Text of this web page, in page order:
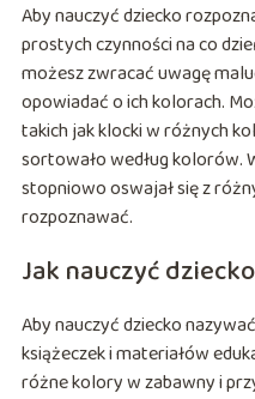
Aby nauczyć dziecko
prostych czynności na co
możesz zwracać uwagę
opowiadać o ich kolorach.
takich jak klocki w różnych
sortowało według kolorów.
stopniowo oswajał się z
rozpoznawać.
Jak nauczyć
Aby nauczyć dziecko
książeczek i materiałów
różne kolory w zabawny i